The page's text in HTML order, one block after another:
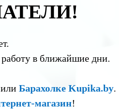
в ближайшие дни.
Барахолке Kupika.by.
магазин!